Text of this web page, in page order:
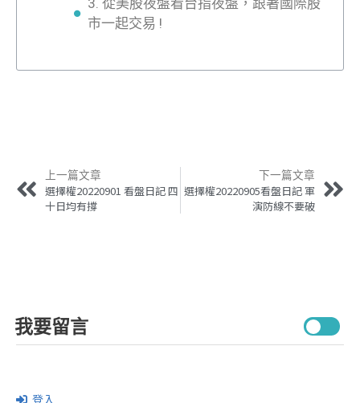
市一起交易 !
上一篇文章
選擇權20220901 看盤日記 四
十日均有撐
下一篇文章
選擇權20220905看盤日記 軍
演防線不要破
我要留言
登入